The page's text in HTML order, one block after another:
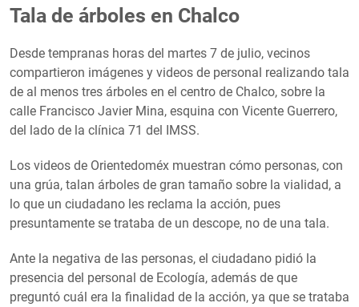
Tala de árboles en Chalco
Desde tempranas horas del martes 7 de julio, vecinos
compartieron imágenes y videos de personal realizando tala
de al menos tres árboles en el centro de Chalco, sobre la
calle Francisco Javier Mina, esquina con Vicente Guerrero,
del lado de la clínica 71 del IMSS.
Los videos de Orientedoméx muestran cómo personas, con
una grúa, talan árboles de gran tamaño sobre la vialidad, a
lo que un ciudadano les reclama la acción, pues
presuntamente se trataba de un descope, no de una tala.
Ante la negativa de las personas, el ciudadano pidió la
presencia del personal de Ecología, además de que
preguntó cuál era la finalidad de la acción, ya que se trataba